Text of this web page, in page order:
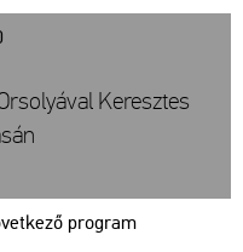
program
Keresztes